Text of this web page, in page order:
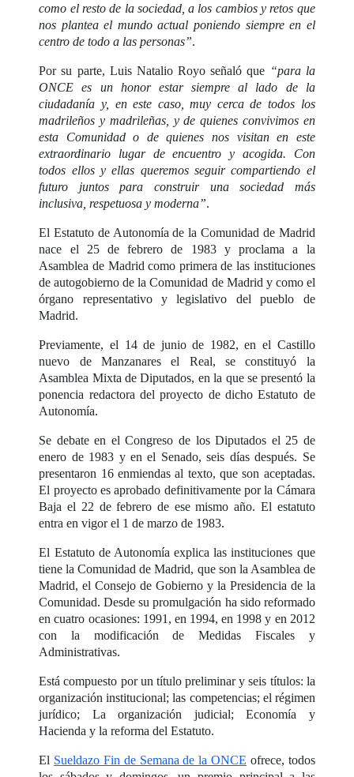
como el resto de la sociedad, a los cambios y retos que
nos plantea el mundo actual poniendo siempre en el
centro de todo a las personas”.
Por su parte, Luis Natalio Royo señaló que “para la
ONCE es un honor estar siempre al lado de la
ciudadanía y, en este caso, muy cerca de todos los
madrileños y madrileñas, y de quienes convivimos en
esta Comunidad o de quienes nos visitan en este
extraordinario lugar de encuentro y acogida. Con
todos ellos y ellas queremos seguir compartiendo el
futuro juntos para construir una sociedad más
inclusiva, respetuosa y moderna”.
El Estatuto de Autonomía de la Comunidad de Madrid
nace el 25 de febrero de 1983 y proclama a la
Asamblea de Madrid como primera de las instituciones
de autogobierno de la Comunidad de Madrid y como el
órgano representativo y legislativo del pueblo de
Madrid.
Previamente, el 14 de junio de 1982, en el Castillo
nuevo de Manzanares el Real, se constituyó la
Asamblea Mixta de Diputados, en la que se presentó la
ponencia redactora del proyecto de dicho Estatuto de
Autonomía.
Se debate en el Congreso de los Diputados el 25 de
enero de 1983 y en el Senado, seis días después. Se
presentaron 16 enmiendas al texto, que son aceptadas.
El proyecto es aprobado definitivamente por la Cámara
Baja el 22 de febrero de ese mismo año. El estatuto
entra en vigor el 1 de marzo de 1983.
El Estatuto de Autonomía explica las instituciones que
tiene la Comunidad de Madrid, que son la Asamblea de
Madrid, el Consejo de Gobierno y la Presidencia de la
Comunidad. Desde su promulgación ha sido reformado
en cuatro ocasiones: 1991, en 1994, en 1998 y en 2012
con la modificación de Medidas Fiscales y
Administrativas.
Está compuesto por un título preliminar y seis títulos: la
organización institucional; las competencias; el régimen
jurídico; La organización judicial; Economía y
Hacienda y la reforma del Estatuto.
El Sueldazo Fin de Semana de la ONCE ofrece, todos